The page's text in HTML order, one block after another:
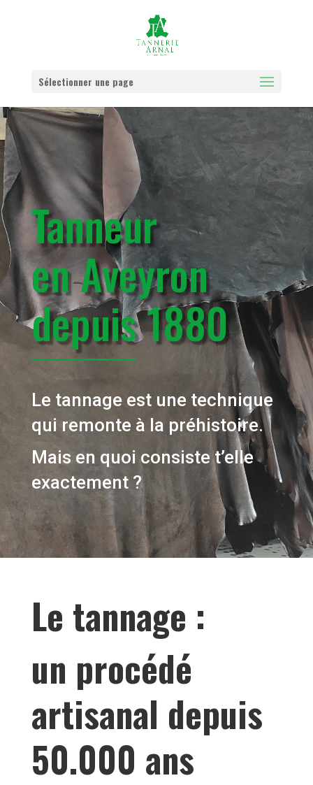
Sélectionner une page
Tanneur
en Aveyron
depuis 1880
Le tannage est une technique
qui remonte à la préhistoire.
Mais en quoi consiste t’elle
exactement ?
Le tannage :
un procédé
artisanal depuis
50.000 ans